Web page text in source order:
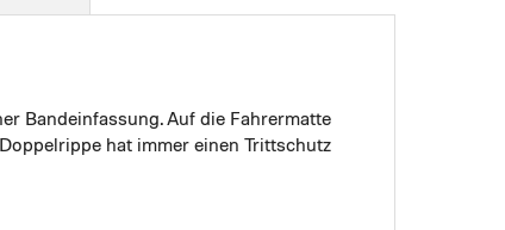
Bandeinfassung. Auf die Fahrermatte
hat immer einen Trittschutz